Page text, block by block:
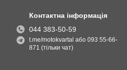
Контактна інформація
044 383-50-59
t.me/motokvartal або 093 55-66-
871 (тільки чат)